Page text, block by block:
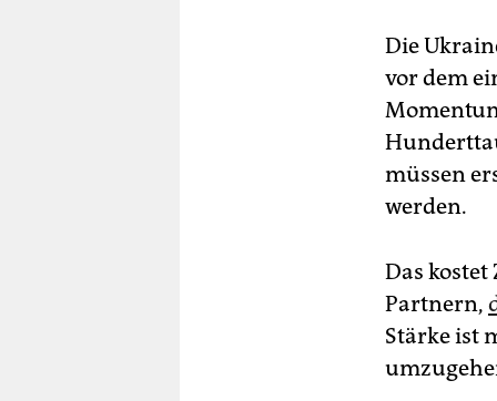
Die
vor dem
müssen
werden.
Das
Partnern,
Stärke ist